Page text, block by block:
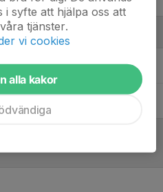
syfte att hjälpa oss att
tjänster.
vi cookies
alla kakor